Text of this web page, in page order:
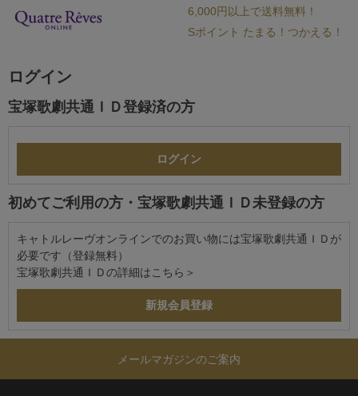
6,000円以上で送料無料！
Sポイント たまる！つかえる！
ログイン
宝塚歌劇共通ＩＤ登録済の方
初めてご利用の方・宝塚歌劇共通ＩＤ未登録の方
キャトルレーヴオンラインでのお買い物には宝塚歌劇共通ＩＤが
必要です（登録無料）
宝塚歌劇共通ＩＤの詳細は こちら＞
メールマガジンのご案内